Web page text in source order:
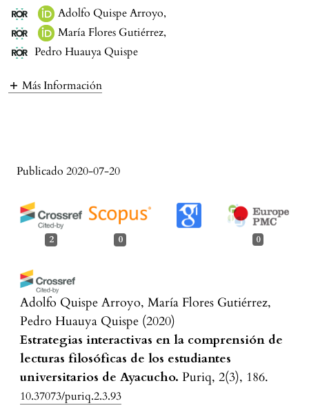
Adolfo Quispe Arroyo,
María Flores Gutiérrez,
Pedro Huauya Quispe
Más Información
Publicado 2020-07-20
2 0 0
Adolfo Quispe Arroyo, María Flores Gutiérrez,
Pedro Huauya Quispe (2020)
Estrategias interactivas en la comprensión de
lecturas filosóficas de los estudiantes
universitarios de Ayacucho. Puriq, 2(3), 186.
10.37073/puriq.2.3.93